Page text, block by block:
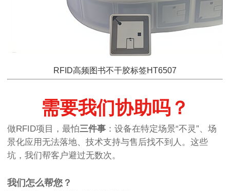
RFID高频图书不干胶标签HT6507
需要我们协助吗？
做RFID项目，最怕三件事 ：设备在特定场景“不灵”、场
景化应用无法落地、技术支持与售后找不到人。这些
坑，我们帮客户避过无数次。
我们怎么帮您？